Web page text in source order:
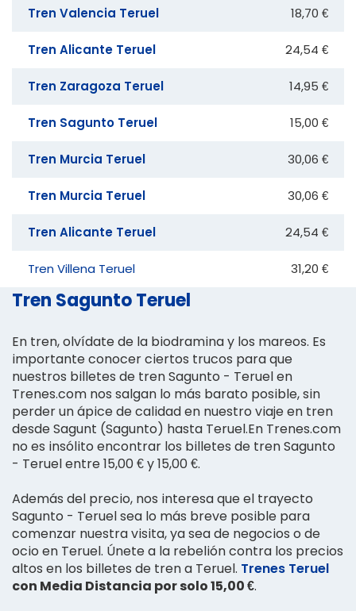
Tren Valencia Teruel 18,70 €
Tren Alicante Teruel 24,54 €
Tren Zaragoza Teruel 14,95 €
Tren Sagunto Teruel 15,00 €
Tren Murcia Teruel 30,06 €
Tren Murcia Teruel 30,06 €
Tren Alicante Teruel 24,54 €
Tren Villena Teruel 31,20 €
Tren Sagunto Teruel
En tren, olvídate de la biodramina y los mareos. Es
importante conocer ciertos trucos para que
nuestros billetes de tren Sagunto - Teruel en
Trenes.com nos salgan lo más barato posible, sin
perder un ápice de calidad en nuestro viaje en tren
desde Sagunt (Sagunto) hasta Teruel.En Trenes.com
no es insólito encontrar los billetes de tren Sagunto
- Teruel entre 15,00 € y 15,00 €.
Además del precio, nos interesa que el trayecto
Sagunto - Teruel sea lo más breve posible para
comenzar nuestra visita, ya sea de negocios o de
ocio en Teruel. Únete a la rebelión contra los precios
altos en los billetes de tren a Teruel. Trenes Teruel
con Media Distancia por solo 15,00 €.